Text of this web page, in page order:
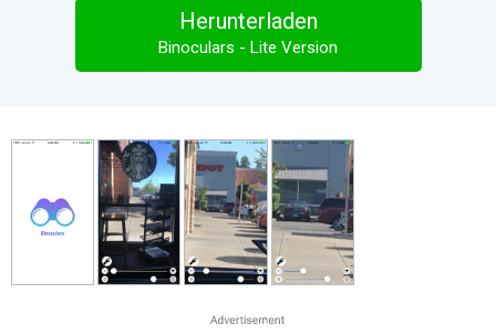
Herunterladen
Binoculars - Lite Version